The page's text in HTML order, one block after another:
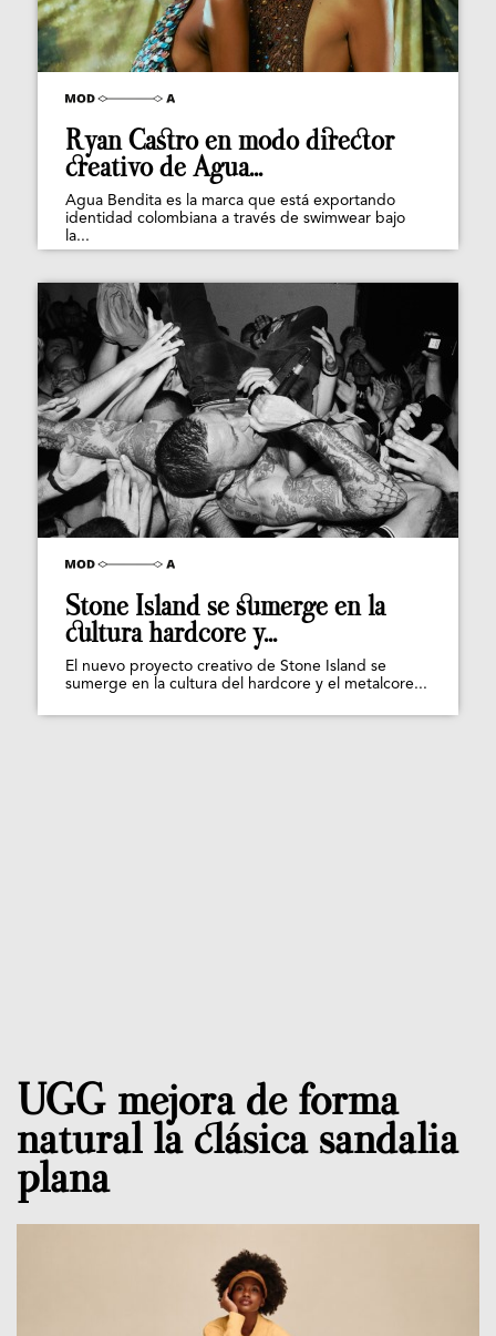
Ryan Castro en modo director
creativo de Agua...
Agua Bendita es la marca que está exportando
identidad colombiana a través de swimwear bajo
la...
Stone Island se sumerge en la
cultura hardcore y...
El nuevo proyecto creativo de Stone Island se
sumerge en la cultura del hardcore y el metalcore...
UGG mejora de forma
natural la clásica sandalia
plana